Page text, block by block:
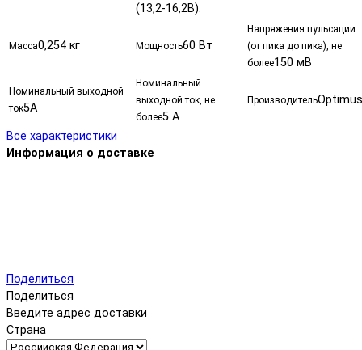
(13,2-16,2В).
Масса0,254 кг Мощность60 Вт
Напряжения пульсации
(от пика до пика), не
более150 мВ
Номинальный выходной
ток5А
Номинальный
выходной ток, не
более5 А
ПроизводительOptimus
Все характеристики
Информация о доставке
Поделиться
Поделиться
Введите адрес доставки
Страна